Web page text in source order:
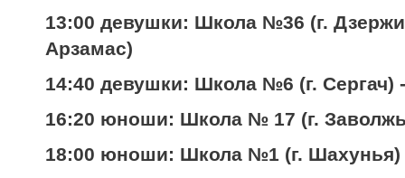
13:00 девушки: Школа №36 (г.
Арзамас)
14:40 девушки: Школа №6 (г.
16:20 юноши: Школа № 17 (г.
18:00 юноши: Школа №1 (г. Шахунья)